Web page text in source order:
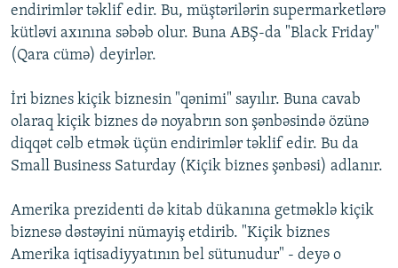
endirimlər təklif edir. Bu, müştərilərin supermarketlərə
kütləvi axınına səbəb olur. Buna ABŞ-da "Black Friday"
(Qara cümə) deyirlər.
İri biznes kiçik biznesin "qənimi" sayılır. Buna cavab
olaraq kiçik biznes də noyabrın son şənbəsində özünə
diqqət cəlb etmək üçün endirimlər təklif edir. Bu da
Small Business Saturday (Kiçik biznes şənbəsi) adlanır.
Amerika prezidenti də kitab dükanına getməklə kiçik
biznesə dəstəyini nümayiş etdirib. "Kiçik biznes
Amerika iqtisadiyyatının bel sütunudur" - deyə o